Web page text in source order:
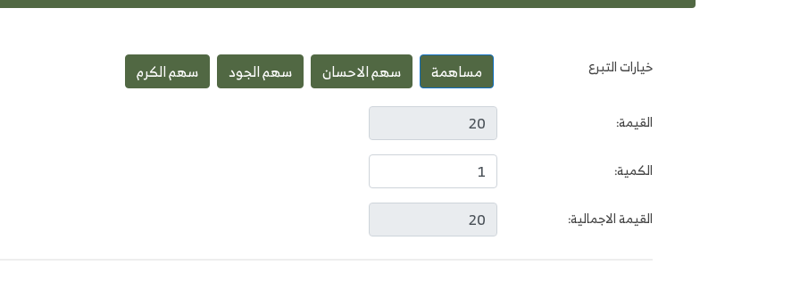
خيارات التبرع مساهمة سهم الاحسان سهم الجود سهم الكرم
القيمة:
الكمية:
القيمة الاجمالية: